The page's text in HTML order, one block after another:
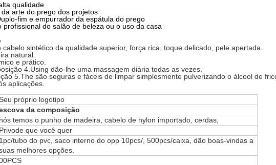
qualidade
arte do prego dos projetos
fim e empurrador da espátula do prego
profissional do salão de beleza ou o uso da casa
sintético da qualidade superior, força rica, toque delicado, pele apertada.
natural.
e prático.
4.Using dão-lhe uma massagem diária todas as vezes.
5.The são seguras e fáceis de limpar simplesmente pulverizando o álcool de
aplicações.
próprio logotipo
da composição
nós temos o punho de madeira, cabelo de nylon importado, cerdas,
Privode que você quer
1pc/tubo do pvc, saco interno do opp 10pcs/, 500pcs/caixa, dão boas-vindas a
melhores opções.